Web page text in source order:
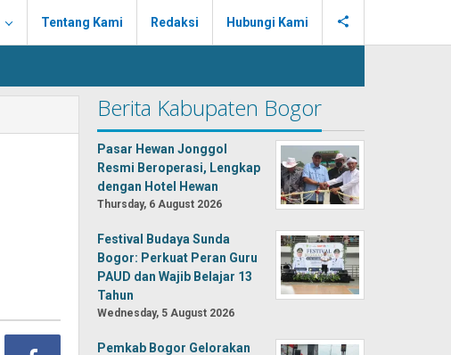
Tentang Kami Redaksi Hubungi Kami
Berita Kabupaten Bogor
Pasar Hewan Jonggol
Resmi Beroperasi, Lengkap
dengan Hotel Hewan
Thursday, 6 August 2026
Festival Budaya Sunda
Bogor: Perkuat Peran Guru
PAUD dan Wajib Belajar 13
Tahun
Wednesday, 5 August 2026
Pemkab Bogor Gelorakan